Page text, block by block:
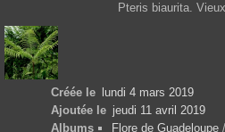
Pteris biaurita.
Créée le
lundi 4 mars 2019
Ajoutée le jeudi 11 avril 2019
Albums
Flore de Guadeloupe/